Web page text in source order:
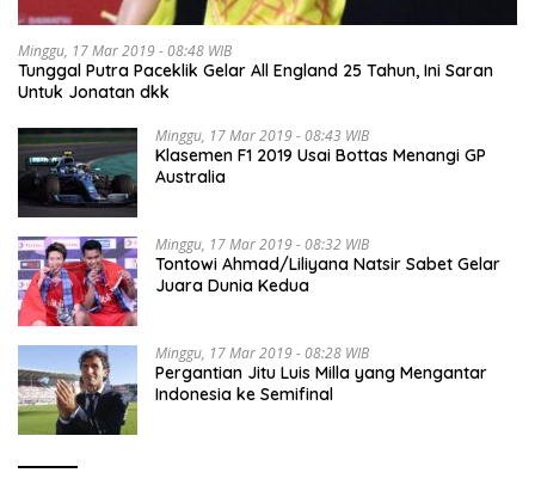
Minggu, 17 Mar 2019 - 08:48 WIB
Tunggal Putra Paceklik Gelar All England 25 Tahun, Ini Saran
Untuk Jonatan dkk
Minggu, 17 Mar 2019 - 08:43 WIB
Klasemen F1 2019 Usai Bottas Menangi GP
Australia
Minggu, 17 Mar 2019 - 08:32 WIB
Tontowi Ahmad/Liliyana Natsir Sabet Gelar
Juara Dunia Kedua
Minggu, 17 Mar 2019 - 08:28 WIB
Pergantian Jitu Luis Milla yang Mengantar
Indonesia ke Semifinal